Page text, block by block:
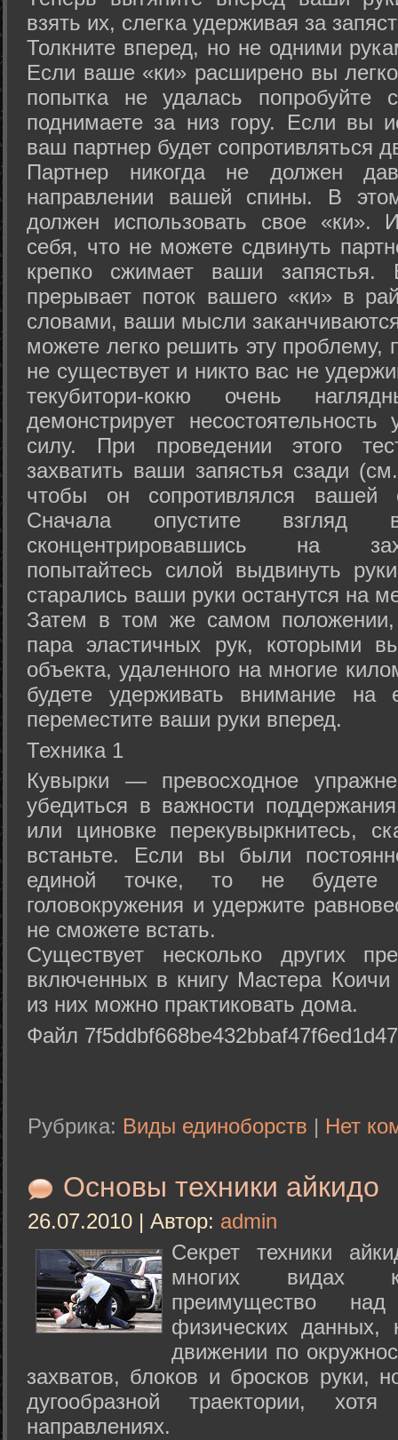
взять их, слегка удерживая за
Толкните вперед, но не одними
Если ваше «ки» расширено вы
попытка не удалась попробуйте
поднимаете за низ гору. Если вы
ваш партнер будет сопротивляться
Партнер никогда не должен
направлении вашей спины. В
должен использовать свое «ки».
себя, что не можете сдвинуть
крепко сжимает ваши запястья.
прерывает поток вашего «ки» в
словами, ваши мысли
можете легко решить эту проблему,
не существует и никто вас не
текубитори-кокю очень
демонстрирует
силу. При проведении этого
захватить ваши запястья сзади
чтобы он сопротивлялся вашей
Сначала опустите
сконцентрировавшись на
попытайтесь силой выдвинуть
старались ваши руки останутся на
Затем в том же самом положении,
пара эластичных рук, которыми
объекта, удаленного на многие
будете удерживать внимание на
переместите ваши руки вперед.
Техника 1
Кувырки — превосходное
убедиться в важности
или циновке перекувыркнитесь,
встаньте. Если вы были
единой точке, то не будете
головокружения и удержите
не сможете встать.
Существует несколько других
включенных в книгу Мастера
из них можно практиковать дома.
Файл
Рубрика: Виды единоборств | Нет
Основы техники айкидо
26.07.2010 | Автор: admin
Секрет техники
многих видах
преимущество
физических данных,
движении по
захватов, блоков и бросков руки,
дугообразной траектории,
направлениях.